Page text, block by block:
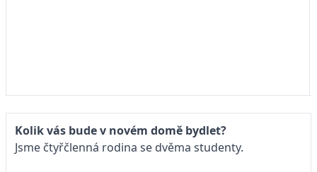
Kolik vás bude v novém domě bydlet?
Jsme čtyřčlenná rodina se dvěma studenty.